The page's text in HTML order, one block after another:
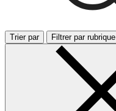
Trier par Filtrer par rubrique